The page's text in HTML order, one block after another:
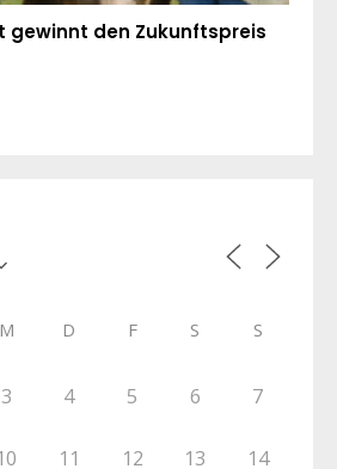
gewinnt den Zukunftspreis
M D F S S
3 4 5 6 7
11 12 13 14